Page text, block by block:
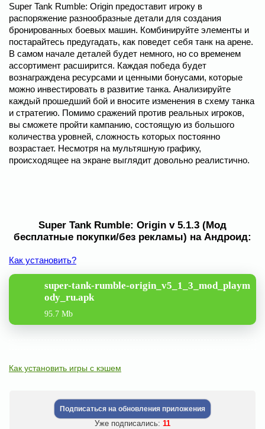
Super Tank Rumble: Origin предоставит игроку в
распоряжение разнообразные детали для создания
бронированных боевых машин. Комбинируйте элементы и
постарайтесь предугадать, как поведет себя танк на арене.
В самом начале деталей будет немного, но со временем
ассортимент расширится. Каждая победа будет
вознаграждена ресурсами и ценными бонусами, которые
можно инвестировать в развитие танка. Анализируйте
каждый прошедший бой и вносите изменения в схему танка
и стратегию. Помимо сражений против реальных игроков,
вы сможете пройти кампанию, состоящую из большого
количества уровней, сложность которых постоянно
возрастает. Несмотря на мультяшную графику,
происходящее на экране выглядит довольно реалистично.
Super Tank Rumble: Origin v 5.1.3 (Мод
бесплатные покупки/без рекламы) на Андроид:
Как установить?
super-tank-rumble-origin_v5_1_3_mod_playm
ody_ru.apk
95.7 Mb
Как установить игры с кэшем
Подписаться на обновления приложения
Уже подписались: 11